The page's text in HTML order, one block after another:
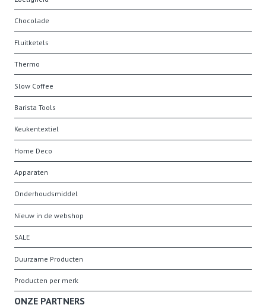
Chocolade
Fluitketels
Thermo
Slow Coffee
Barista Tools
Keukentextiel
Home Deco
Apparaten
Onderhoudsmiddel
Nieuw in de webshop
SALE
Duurzame Producten
Producten per merk
ONZE PARTNERS